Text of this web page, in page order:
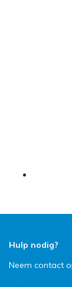
Hulp nodig?
Neem contact